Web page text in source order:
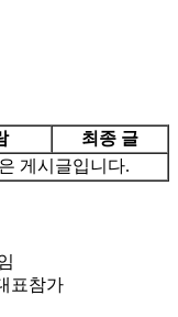
최종 글
게시글입니다.
표참가